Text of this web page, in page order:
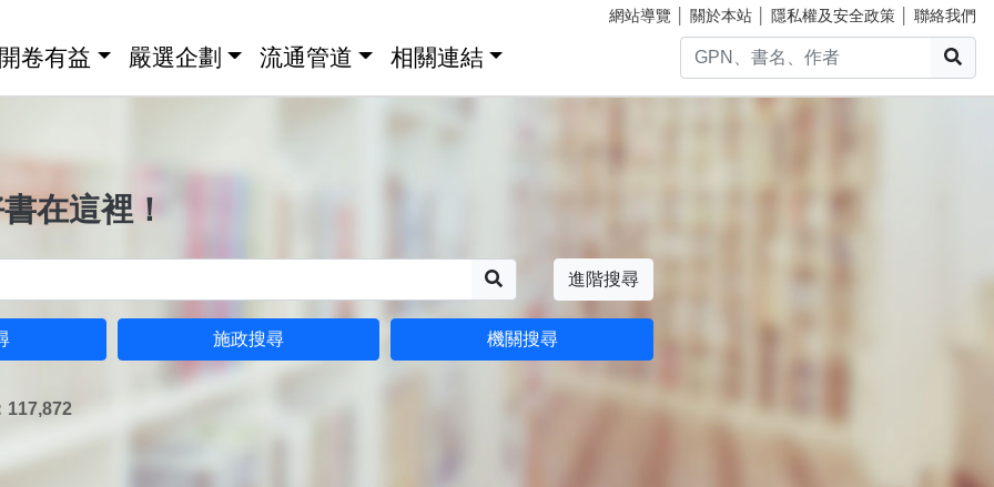
網站導覽 關於本站 隱私權及安全政策 聯絡我們
卷有益 嚴選企劃 流通管道 相關連結
在這裡！
進階搜尋
施政搜尋 機關搜尋
117,872